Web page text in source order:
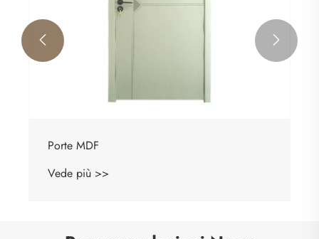
Porte MDF
Vede più >>
 